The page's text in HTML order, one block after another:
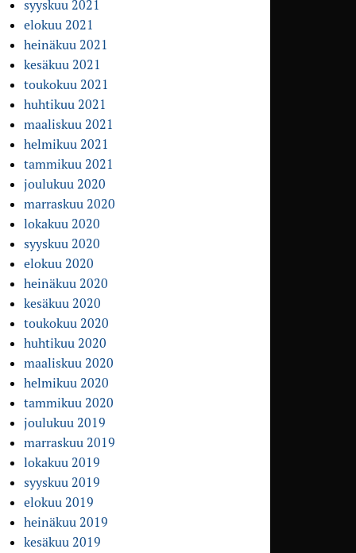
syyskuu 2021
elokuu 2021
heinäkuu 2021
kesäkuu 2021
toukokuu 2021
huhtikuu 2021
maaliskuu 2021
helmikuu 2021
tammikuu 2021
joulukuu 2020
marraskuu 2020
lokakuu 2020
syyskuu 2020
elokuu 2020
heinäkuu 2020
kesäkuu 2020
toukokuu 2020
huhtikuu 2020
maaliskuu 2020
helmikuu 2020
tammikuu 2020
joulukuu 2019
marraskuu 2019
lokakuu 2019
syyskuu 2019
elokuu 2019
heinäkuu 2019
kesäkuu 2019